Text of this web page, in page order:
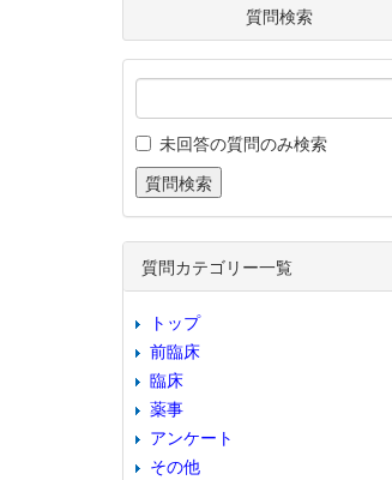
質問検索
未回答の質問のみ検索
質問カテゴリー一覧
トップ
前臨床
臨床
薬事
アンケート
その他